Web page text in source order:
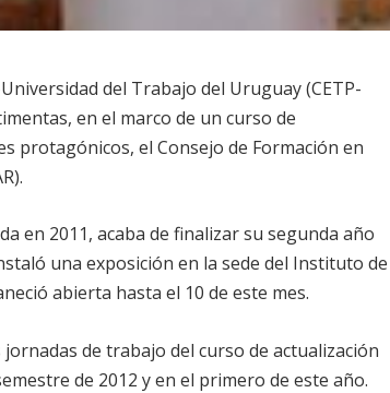
del Trabajo del Uruguay (CETP-
en el marco de un curso de
protagónicos, el Consejo de Formación en
en 2011, acaba de finalizar su segunda año
una exposición en la sede del Instituto de
abierta hasta el 10 de este mes.
de trabajo del curso de actualización
de 2012 y en el primero de este año.